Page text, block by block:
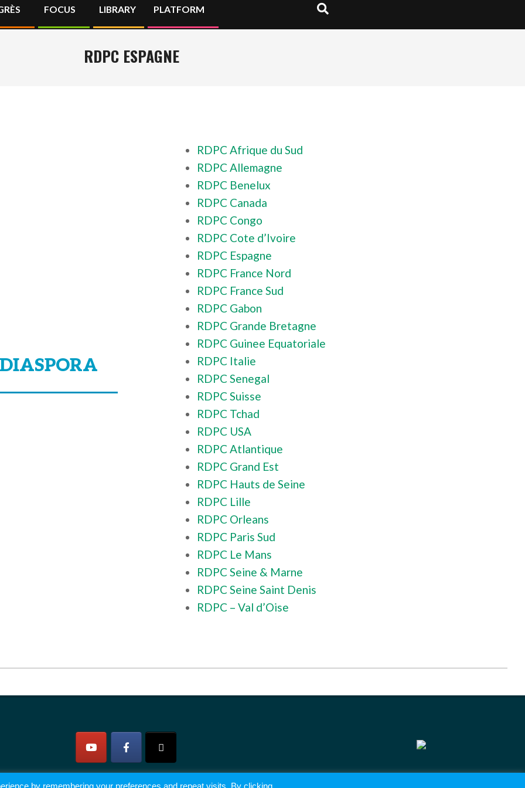
Primary
Navigation
FOCUS LIBRARY PLATFORM Search
RDPC ESPAGNE
RDPC Afrique du Sud
RDPC Allemagne
RDPC Benelux
RDPC Canada
RDPC Congo
RDPC Cote d’Ivoire
RDPC Espagne
RDPC France Nord
RDPC France Sud
RDPC Gabon
RDPC Grande Bretagne
RDPC Guinee Equatoriale
RDPC Italie
RDPC Senegal
RDPC Suisse
RDPC Tchad
RDPC USA
RDPC Atlantique
RDPC Grand Est
RDPC Hauts de Seine
RDPC Lille
RDPC Orleans
RDPC Paris Sud
RDPC Le Mans
RDPC Seine & Marne
RDPC Seine Saint Denis
RDPC – Val d’Oise